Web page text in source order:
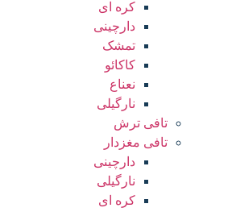
کره ای
دارچینی
تمشک
کاکائو
نعناع
نارگیلی
تافی ترش
تافی مغزدار
دارچینی
نارگیلی
کره ای